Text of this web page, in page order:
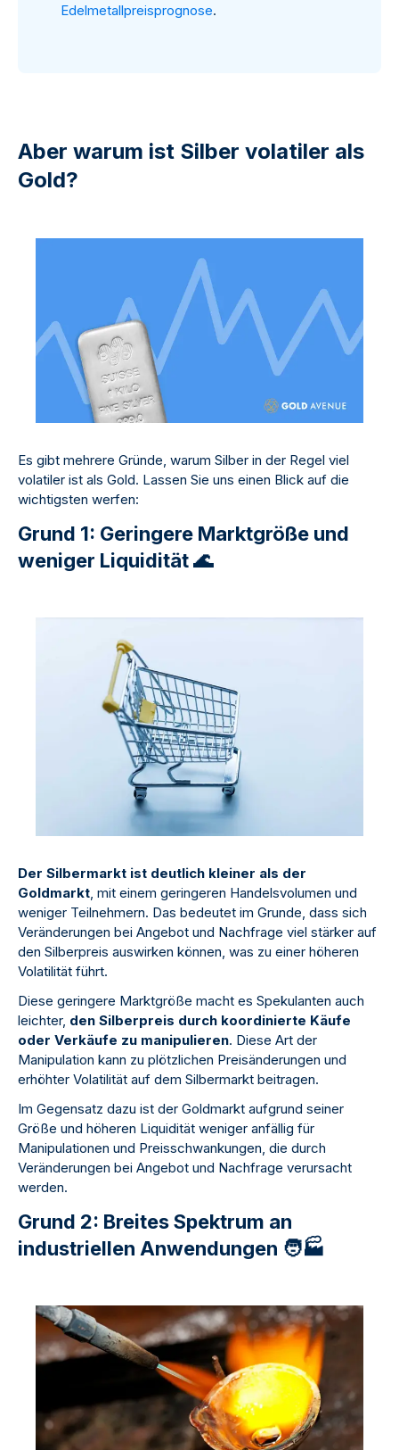
Edelmetallpreisprognose.
Aber warum ist Silber volatiler als
Gold?
Es gibt mehrere Gründe, warum Silber in der Regel viel
volatiler ist als Gold. Lassen Sie uns einen Blick auf die
wichtigsten werfen:
Grund 1: Geringere Marktgröße und
weniger Liquidität 🌊
Der Silbermarkt ist deutlich kleiner als der
Goldmarkt, mit einem geringeren Handelsvolumen und
weniger Teilnehmern. Das bedeutet im Grunde, dass sich
Veränderungen bei Angebot und Nachfrage viel stärker auf
den Silberpreis auswirken können, was zu einer höheren
Volatilität führt.
Diese geringere Marktgröße macht es Spekulanten auch
leichter, den Silberpreis durch koordinierte Käufe
oder Verkäufe zu manipulieren. Diese Art der
Manipulation kann zu plötzlichen Preisänderungen und
erhöhter Volatilität auf dem Silbermarkt beitragen.
Im Gegensatz dazu ist der Goldmarkt aufgrund seiner
Größe und höheren Liquidität weniger anfällig für
Manipulationen und Preisschwankungen, die durch
Veränderungen bei Angebot und Nachfrage verursacht
werden.
Grund 2: Breites Spektrum an
industriellen Anwendungen 🧑🏭